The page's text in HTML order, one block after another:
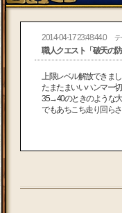
2014-04-17 23:48:44.0 テ
職人クエスト「破天の
上限レベル解放できま
たまたまいいハンマー
35→40のときのような
でもあちこち走り回ら